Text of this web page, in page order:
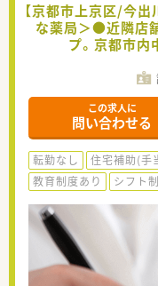
【京都市上京区/今
な薬局＞●近隣店
プ。京都市内
この求人に
問い合わせる
転勤なし 住宅補助(手
教育制度あり
シフト制